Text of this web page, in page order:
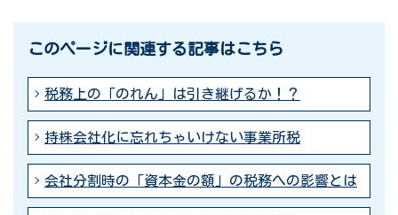
このページに関連する記事はこちら
税務上の「のれん」は引き継げるか！？
持株会社化に忘れちゃいけない事業所税
会社分割時の「資本金の額」の税務への影響とは